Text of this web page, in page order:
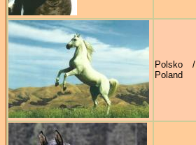
Polsko /
Poland